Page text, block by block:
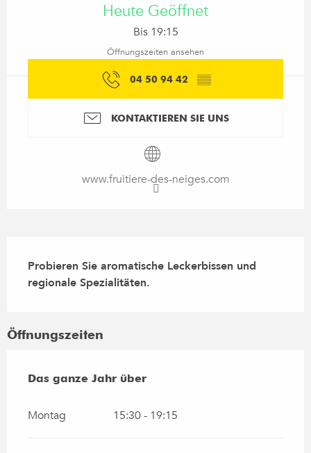
Heute Geöffnet
Bis 19:15
Öffnungszeiten ansehen
04 50 94 42 ▒▒
KONTAKTIEREN SIE UNS
www.fruitiere-des-neiges.com
Probieren Sie aromatische Leckerbissen und
regionale Spezialitäten.
Öffnungszeiten
Das ganze Jahr über
Das ganze Jahr über
Montag 15:30 - 19:15